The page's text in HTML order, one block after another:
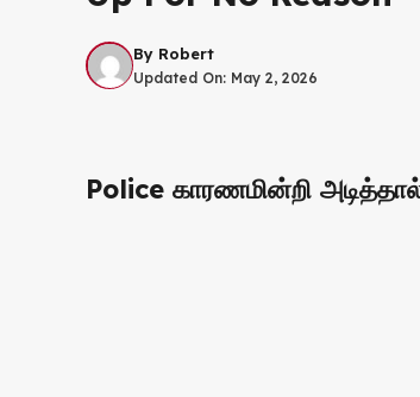
By Robert
Updated On: May 2, 2026
Police காரணமின்றி